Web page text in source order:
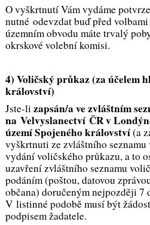
O vyškrtnutí Vám vydáme
nutné odevzdat buď před
územním obvodu máte trvalý
okrskové volební komisi.
4) Voličský průkaz (za účelem
království)
Jste-lizapsán/a ve zvláštním
na Velvyslanectví ČR v
území Spojeného království(a
vyškrtnuti ze zvláštního
vydání voličského průkazu, a to
uzavření zvláštního seznamu
podáním (poštou, datovou
občana) doručeným nejpozději 7
V listinné podobě musí být
podpisem žadatele.